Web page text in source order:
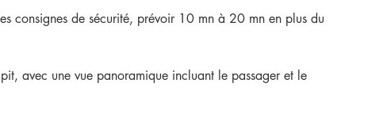
consignes de sécurité, prévoir 10 mn à 20 mn en plus du
avec une vue panoramique incluant le passager et le